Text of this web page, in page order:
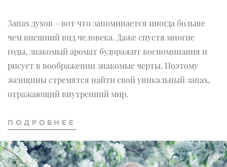
Запах духов – вот что запоминается иногда больше
чем внешний вид человека. Даже спустя многие
годы, знакомый аромат будоражит воспоминания и
рисует в воображении знакомые черты. Поэтому
женщины стремятся найти свой уникальный запах,
отражающий внутренний мир.
ПОДРОБНЕЕ